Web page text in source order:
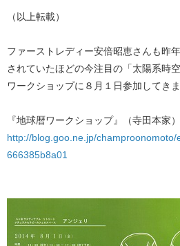
（以上転載）
ファーストレディー安倍昭恵さんも昨
されていたほどの今注目の「太陽系時
ワークショップに８月１日参加してきま
『地球暦ワークショップ』（寺田本家）
http://blog.goo.ne.jp/
666385b8a01